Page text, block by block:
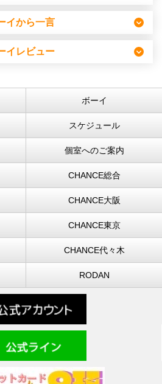
イから一言
イレビュー
ボーイ
スケジュール
個室へのご案内
CHANCE総合
CHANCE大阪
CHANCE東京
CHANCE代々木
RODAN